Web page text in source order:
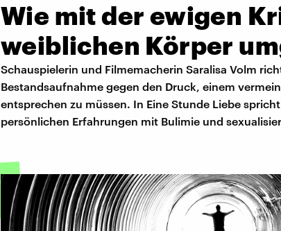
Wie mit der ewigen
weiblichen Körper
Schauspielerin und Filmemacherin Saralisa Volm
Bestandsaufnahme gegen den Druck, einem
entsprechen zu müssen. In Eine Stunde Liebe
persönlichen Erfahrungen mit Bulimie und